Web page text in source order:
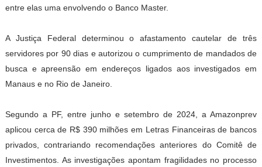
entre elas uma envolvendo o Banco Master.
A Justiça Federal determinou o afastamento cautelar de três
servidores por 90 dias e autorizou o cumprimento de mandados de
busca e apreensão em endereços ligados aos investigados em
Manaus e no Rio de Janeiro.
Segundo a PF, entre junho e setembro de 2024, a Amazonprev
aplicou cerca de R$ 390 milhões em Letras Financeiras de bancos
privados, contrariando recomendações anteriores do Comitê de
Investimentos. As investigações apontam fragilidades no processo